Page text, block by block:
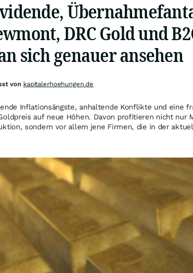
DRC Gold und
sich genauer ansehen
Inflationsängste, anhaltende Konflikte und eine
auf neue Höhen. Davon profitieren nicht nur
sondern vor allem jene Firmen, die in der
von kapitalerhoehungen.de